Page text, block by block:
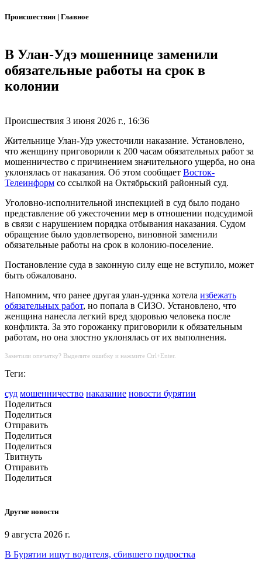
Происшествия | Главное
В Улан-Удэ мошеннице заменили
обязательные работы на срок в
колонии
Происшествия 3 июня 2026 г., 16:36
Жительнице Улан-Удэ ужесточили наказание. Установлено,
что женщину приговорили к 200 часам обязательных работ за
мошенничество с причинением значительного ущерба, но она
уклонялась от наказания. Об этом сообщает Восток-
Телеинформ со ссылкой на Октябрьский районный суд.
Уголовно-исполнительной инспекцией в суд было подано
представление об ужесточении мер в отношении подсудимой
в связи с нарушением порядка отбывания наказания. Судом
обращение было удовлетворено, виновной заменили
обязательные работы на срок в колонию-поселение.
Постановление суда в законную силу еще не вступило, может
быть обжаловано.
Напомним, что ранее другая улан-удэнка хотела избежать
обязательных работ, но попала в СИЗО. Установлено, что
женщина нанесла легкий вред здоровью человека после
конфликта. За это горожанку приговорили к обязательным
работам, но она злостно уклонялась от их выполнения.
Заметили опечатку? Выделите ошибку и нажмите Ctrl+Enter.
Теги:
суд мошенничество наказание новости бурятии
Поделиться
Поделиться
Отправить
Поделиться
Поделиться
Твитнуть
Отправить
Поделиться
Другие новости
9 августа 2026 г.
В Бурятии ищут водителя, сбившего подростка